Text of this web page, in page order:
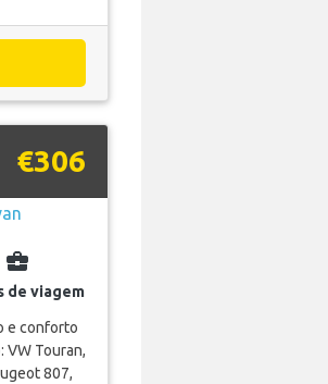
€306
business_center
de viagem
e conforto
VW Touran,
807,